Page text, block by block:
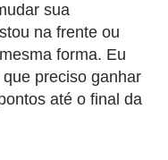
sua
na frente ou
forma. Eu
preciso ganhar
até o final da